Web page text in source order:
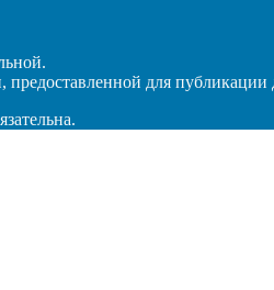
предоставленной для